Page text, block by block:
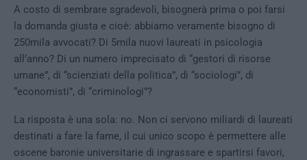
A costo di sembrare sgradevoli, bisognerà prima o poi farsi
la domanda giusta e cioè: abbiamo veramente bisogno di
250mila avvocati? Di 5mila nuovi laureati in psicologia
all’anno? Di un numero imprecisato di “gestori di risorse
umane”, di “scienziati della politica”, di “sociologi”, di
“economisti”, di “criminologi”?
La risposta è una sola: no. Non ci servono miliardi di laureati
destinati a fare la fame, il cui unico scopo è permettere alle
oscene baronie universitarie di ingrassare e spartirsi favori,